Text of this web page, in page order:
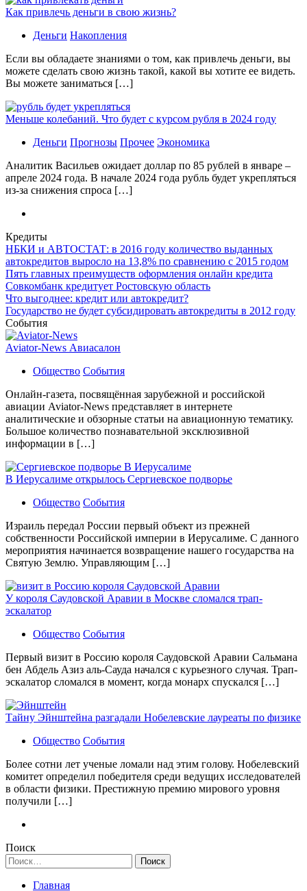
Как привлечь деньги в свою жизнь?
Деньги Накопления
Если вы обладаете знаниями о том, как привлечь деньги, вы
можете сделать свою жизнь такой, какой вы хотите ее видеть.
Вы можете заниматься […]
Меньше колебаний. Что будет с курсом рубля в 2024 году
Деньги Прогнозы Прочее Экономика
Аналитик Васильев ожидает доллар по 85 рублей в январе –
апреле 2024 года. В начале 2024 года рубль будет укрепляться
из-за снижения спроса […]
Кредиты
НБКИ и АВТОСТАТ: в 2016 году количество выданных
автокредитов выросло на 13,8% по сравнению с 2015 годом
Пять главных преимуществ оформления онлайн кредита
Совкомбанк кредитует Ростовскую область
Что выгоднее: кредит или автокредит?
Государство не будет субсидировать автокредиты в 2012 году
События
Aviator-News Авиасалон
Общество События
Онлайн-газета, посвящённая зарубежной и российской
авиации Aviator-News представляет в интернете
аналитические и обзорные статьи на авиационную тематику.
Большое количество познавательной эксклюзивной
информации в […]
В Иерусалиме открылось Сергиевское подворье
Общество События
Израиль передал России первый объект из прежней
собственности Российской империи в Иерусалиме. С данного
мероприятия начинается возвращение нашего государства на
Святую Землю. Управляющим […]
У короля Саудовской Аравии в Москве сломался трап-
эскалатор
Общество События
Первый визит в Россию короля Саудовской Аравии Сальмана
бен Абдель Азиз аль-Сауда начался с курьезного случая. Трап-
эскалатор сломался в момент, когда монарх спускался […]
Тайну Эйнштейна разгадали Нобелевские лауреаты по физике
Общество События
Более сотни лет ученые ломали над этим голову. Нобелевский
комитет определил победителя среди ведущих исследователей
в области физики. Престижную премию мирового уровня
получили […]
Поиск
Найти:
Главная